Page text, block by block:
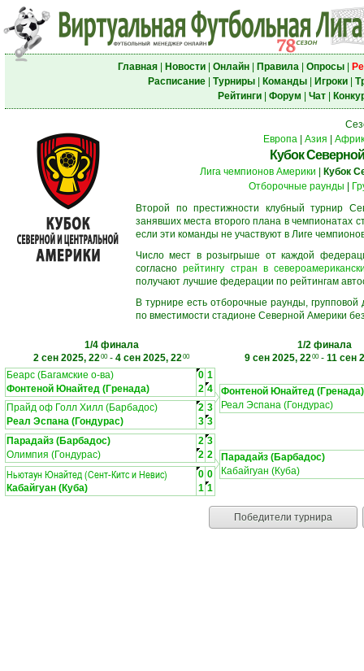
Главная| Новости| Онлайн| Правила| Опросы|
Расписание| Турниры| Команды| Игроки|
Рейтинги| Форум Чат|
Европа| Азия
Кубок
Лига чемпионов Америки
Кубок
Отборочные раунды
Второй по престижности клубный турнир
занявших места второго плана в чемпионатах
если эти команды не участвуют в Лиге
Число мест в розыгрыше от каждой
согласнорейтингу стран в
получают лучшие федерации по рейтингам
В турнире есть отборочные раунды,
по вместимости стадионе Северной Америки
1/4 финала
2 сен 2025, 2200- 4 сен 2025, 2200
1/2 финала
9 сен 2025, 2200- 11 сен
Беарс (Багамские о-ва)
0 1
Фонтеной Юнайтед (Гренада)
2 4
Прайд оф Голл Хилл (Барбадос)
2 3
Реал Эспана (Гондурас)
3 3
Фонтеной Юнайтед (Гренада)
Реал Эспана (Гондурас)
Парадайз (Барбадос) 2 3
Олимпия (Гондурас)
2 2
Ньютаун Юнайтед (Сент-Китс и Невис) 0 0
Кабайгуан (Куба)
1 1
Парадайз (Барбадос)
Кабайгуан (Куба)
Победители турнира